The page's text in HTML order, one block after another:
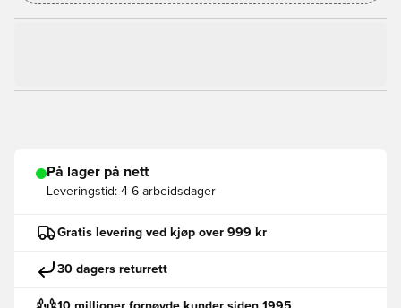
På lager på nett
Leveringstid: 4-6 arbeidsdager
Gratis levering ved kjøp over 999 kr
30 dagers returrett